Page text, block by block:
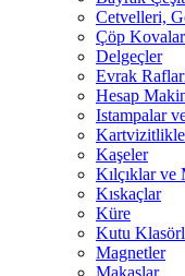
Cetvelleri,
Çöp
Delgeçler
Evrak
Hesap
Istampalar
Kaşeler
Kılçıklar ve
Kıskaçlar
Küre
Kutu
Magnetler
Makaslar